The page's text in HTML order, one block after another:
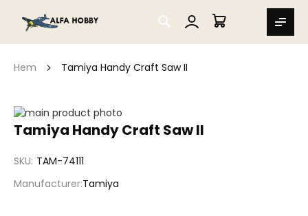
SEARCH
MIN VARUKORG
Hem Tamiya Handy Craft Saw II
Tamiya Handy Craft Saw II
SKU TAM-74111
Manufacturer Tamiya
Hoppa
till
bildgalleriet
Hoppa
av
bildgalleriet